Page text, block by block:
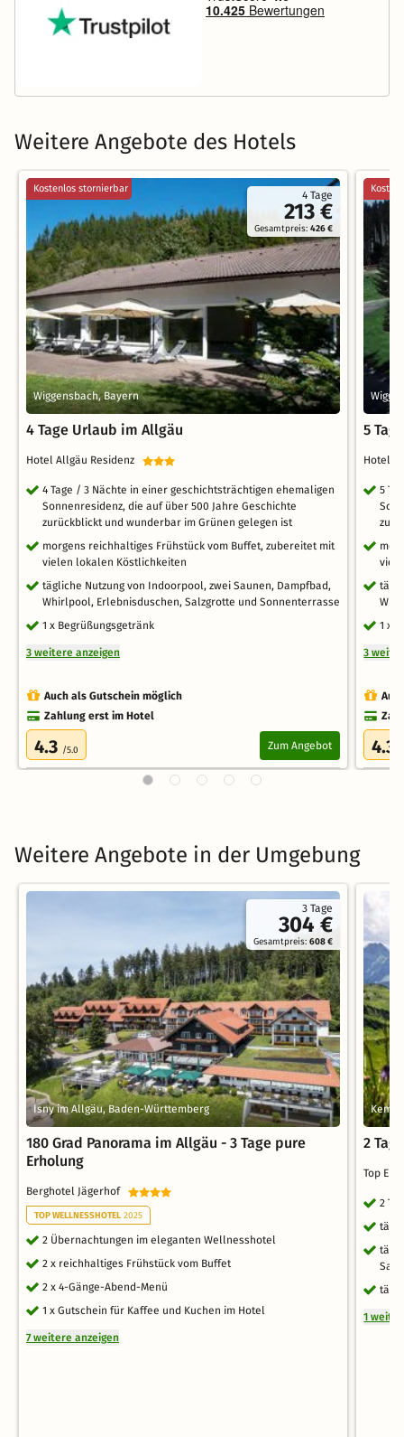
Weitere Angebote des Hotels
4 Tage
213 €
Gesamtpreis:426 €
Kostenlos stornierbar
Wiggensbach, Bayern
4 Tage Urlaub im Allgäu
Hotel Allgäu Residenz
4 Tage / 3 Nächte in einer geschichtsträchtigen ehemaligen
Sonnenresidenz, die auf über 500 Jahre Geschichte
zurückblickt und wunderbar im Grünen gelegen ist
morgens reichhaltiges Frühstück vom Buffet, zubereitet mit
vielen lokalen Köstlichkeiten
tägliche Nutzung von Indoorpool, zwei Saunen, Dampfbad,
Whirlpool, Erlebnisduschen, Salzgrotte und Sonnenterrasse
1 x Begrüßungsgetränk
3 weitere anzeigen
Auch als Gutschein möglich
Zahlung erst im Hotel
4.3 /5.0 Zum Angebot
5
Hotel
5
1 x
3
4.3
Weitere Angebote in der Umgebung
3 Tage
304 €
Gesamtpreis:608 €
Isny im Allgäu, Baden-Württemberg
180 Grad Panorama im Allgäu - 3 Tage pure
Erholung
Berghotel Jägerhof
TOP WELLNESSHOTEL 2025
2 Übernachtungen im eleganten Wellnesshotel
2 x reichhaltiges Frühstück vom Buffet
2 x 4-Gänge-Abend-Menü
1 x Gutschein für Kaffee und Kuchen im Hotel
7 weitere anzeigen
2
Top
2
1